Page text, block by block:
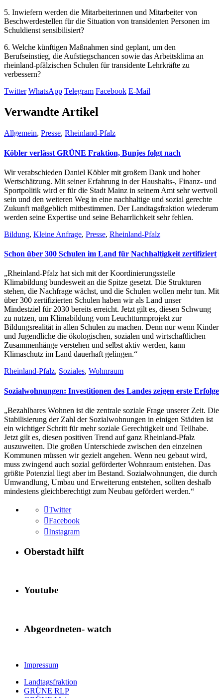
5. Inwiefern werden die Mitarbeiterinnen und Mitarbeiter von
Beschwerdestellen für die Situation von transidenten Personen im
Schuldienst sensibilisiert?
6. Welche künftigen Maßnahmen sind geplant, um den
Berufseinstieg, die Aufstiegschancen sowie das Arbeitsklima an
rheinland-pfälzischen Schulen für transidente Lehrkräfte zu
verbessern?
Twitter WhatsApp Telegram Facebook E-Mail
Verwandte Artikel
Allgemein, Presse, Rheinland-Pfalz
Köbler verlässt GRÜNE Fraktion, Bunjes folgt nach
Wir verabschieden Daniel Köbler mit großem Dank und hoher
Wertschätzung. Mit seiner Erfahrung in der Haushalts-, Finanz- und
Sportpolitik wird er für die Stadt Mainz in seinem Amt sehr wertvoll
sein und den weiteren Weg in eine nachhaltige und sozial gerechte
Zukunft maßgeblich mitbestimmen. Der Landtagsfraktion wiederum
werden seine Expertise und seine Beharrlichkeit sehr fehlen.
Bildung, Kleine Anfrage, Presse, Rheinland-Pfalz
Schon über 300 Schulen im Land für Nachhaltigkeit zertifiziert
„Rheinland-Pfalz hat sich mit der Koordinierungsstelle
Klimabildung bundesweit an die Spitze gesetzt. Die Strukturen
stehen, die Nachfrage wächst, und die Schulen wollen mehr tun. Mit
über 300 zertifizierten Schulen haben wir als Land unser
Mindestziel für 2030 bereits erreicht. Jetzt gilt es, diesen Schwung
zu nutzen, um Klimabildung vom Leuchtturmprojekt zur
Bildungsrealität in allen Schulen zu machen. Denn nur wenn Kinder
und Jugendliche die ökologischen, sozialen und wirtschaftlichen
Zusammenhänge verstehen und selbst aktiv werden, kann
Klimaschutz im Land dauerhaft gelingen.“
Rheinland-Pfalz, Soziales, Wohnraum
Sozialwohnungen: Investitionen des Landes zeigen erste Erfolge
„Bezahlbares Wohnen ist die zentrale soziale Frage unserer Zeit. Die
Stabilisierung der Zahl der Sozialwohnungen in einigen Städten ist
ein wichtiger Schritt für mehr soziale Gerechtigkeit und Teilhabe.
Jetzt gilt es, diesen positiven Trend auf ganz Rheinland-Pfalz
auszuweiten. Die großen Unterschiede zwischen den einzelnen
Kommunen müssen wir gezielt angehen. Wenn neu gebaut wird,
muss zwingend auch sozial geförderter Wohnraum entstehen. Das
größte Potenzial liegt aber im Bestand. Sozialwohnungen, die durch
Umwandlung, Umbau und Erweiterung entstehen, sollten deshalb
mindestens gleichberechtigt zum Neubau gefördert werden.“
Twitter
Facebook
Instagram
Oberstadt hilft
Youtube
Abgeordneten- watch
Impressum
Landtagsfraktion
GRÜNE RLP